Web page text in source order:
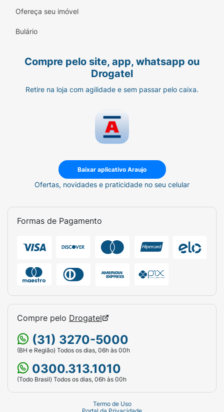
Ofereça seu imóvel
Bulário
Compre pelo site, app, whatsapp ou
Drogatel
Retire na loja com agilidade e sem passar pelo caixa.
Baixar aplicativo Araujo
Ofertas, novidades e praticidade no seu celular
Formas de Pagamento
Compre pelo Drogatel
(31) 3270-5000
(BH e Região) Todos os dias, 06h às 00h
0300.313.1010
(Todo Brasil) Todos os dias, 06h às 00h
Termo de Uso